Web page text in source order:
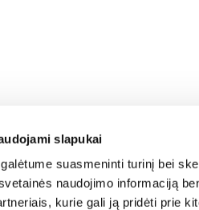
slapukai
suasmeninti turinį bei
naudojimo informaciją
kurie gali ją pridėti prie